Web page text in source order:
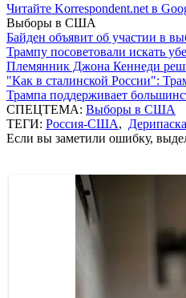
Читайте Korrespondent.net в
Выборы в США
Байден объявит об участии в
Трампу посоветовали искать
Племянник Джона Кеннеди
"Как в сталинской России":
Трампа поддерживает
СПЕЦТЕМА: Выборы в США
ТЕГИ: Россия-США, Дерипаска
Если вы заметили ошибку,